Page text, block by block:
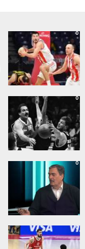
0
0
0
0